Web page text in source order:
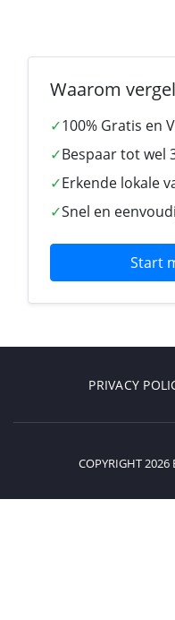
Waarom
✓100% Gratis en
✓Bespaar tot wel
✓Erkende lokale
✓Snel en
Start
PRIVACY
COPYRIGHT 2026